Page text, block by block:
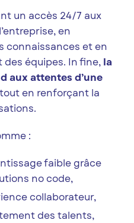
un accès 24/7 aux
en
connaissances et en
équipes. In fine, la
aux attentes d’une
tout en renforçant la
:
faible grâce
no code,
collaborateur,
des talents,